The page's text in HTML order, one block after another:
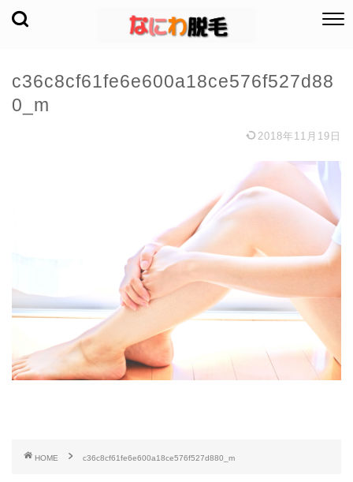
c36c8cf61fe6e600a18ce576f527d88
0_m
2018年11月19日
HOME c36c8cf61fe6e600a18ce576f527d880_m